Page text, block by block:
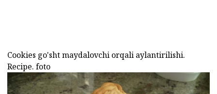
Cookies go'sht maydalovchi orqali aylantirilishi.
Recipe. foto